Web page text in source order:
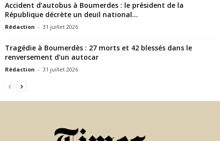
Accident d’autobus à Boumerdes : le président de la
République décrète un deuil national...
Rédaction - 31 juillet 2026
Tragédie à Boumerdès : 27 morts et 42 blessés dans le
renversement d’un autocar
Rédaction - 31 juillet 2026